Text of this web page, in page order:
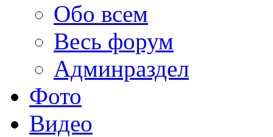
Обо всем
Весь форум
Админраздел
Фото
Видео